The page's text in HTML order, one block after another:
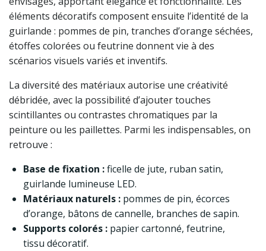
éléments décoratifs composent ensuite l’identité de la
guirlande : pommes de pin, tranches d’orange séchées,
étoffes colorées ou feutrine donnent vie à des
scénarios visuels variés et inventifs.
La diversité des matériaux autorise une créativité
débridée, avec la possibilité d’ajouter touches
scintillantes ou contrastes chromatiques par la
peinture ou les paillettes. Parmi les indispensables, on
retrouve :
Base de fixation :ficelle de jute, ruban satin,
guirlande lumineuse LED.
Matériaux naturels : pommes de pin, écorces
d’orange, bâtons de cannelle, branches de sapin.
Supports colorés : papier cartonné, feutrine,
tissu décoratif.